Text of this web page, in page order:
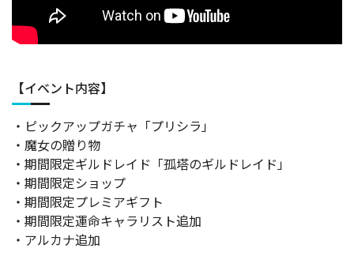
【イベント内容】
・ピックアップガチャ「プリシラ」
・魔女の贈り物
・期間限定ギルドレイド「孤塔のギルドレイド」
・期間限定ショップ
・期間限定プレミアギフト
・期間限定運命キャラリスト追加
・アルカナ追加